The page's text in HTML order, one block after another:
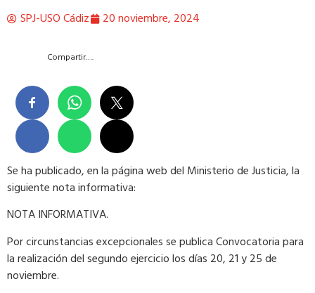
SPJ-USO Cádiz 20 noviembre, 2024
Compartir….
Se ha publicado, en la página web del Ministerio de Justicia, la
siguiente nota informativa:
NOTA INFORMATIVA.
​Por circunstancias excepcionales se publica Convocatoria para
la realización del segundo ejercicio los días 20, 21 y 25 de
noviembre.